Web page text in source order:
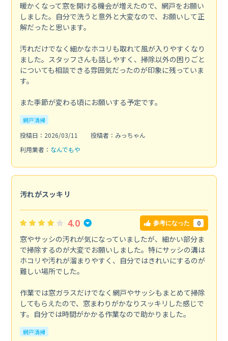
暖かくなって窓を開ける機会が増えたので、網戸をお願い
しました。自分で洗うと意外と大変なので、お願いして正
解だったと思います。
汚れだけでなく細かなホコリも取れて風が入りやすくなり
ました。スタッフさんも話しやすく、掃除以外の困りごと
についても相談できる雰囲気だったのが印象に残っていま
す。
また季節が変わる頃にお願いする予定です。
網戸清掃
投稿日：2026/03/11
投稿者：みっちゃん
利用業者： なんでもや
汚れがスッキリ
4.0 参考になった 0
窓やサッシの汚れが気になっていましたが、細かい部分ま
で掃除するのが大変でお願いしました。特にサッシの溝は
ホコリや汚れが溜まりやすく、自分ではきれいにするのが
難しい場所でした。
作業では窓ガラスだけでなく網戸やサッシもまとめて掃除
してもらえたので、窓まわりがかなりスッキリした感じで
す。自分では時間がかかる作業なので助かりました。
網戸清掃